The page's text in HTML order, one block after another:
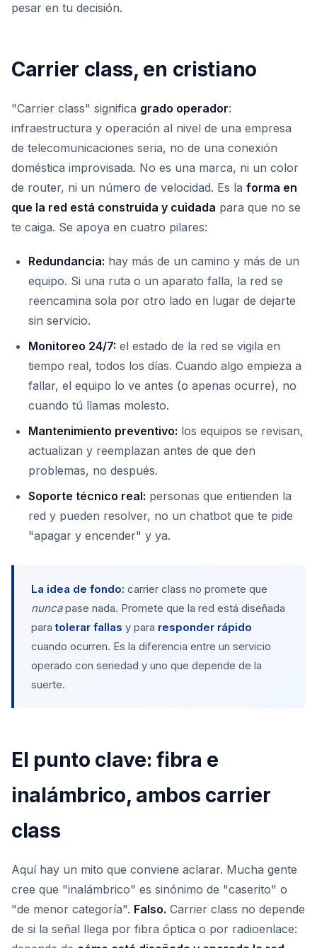
pesar en tu decisión.
Carrier class, en cristiano
"Carrier class" significa grado operador:
infraestructura y operación al nivel de una empresa
de telecomunicaciones seria, no de una conexión
doméstica improvisada. No es una marca, ni un color
de router, ni un número de velocidad. Es la forma en
que la red está construida y cuidada para que no se
te caiga. Se apoya en cuatro pilares:
Redundancia: hay más de un camino y más de un
equipo. Si una ruta o un aparato falla, la red se
reencamina sola por otro lado en lugar de dejarte
sin servicio.
Monitoreo 24/7: el estado de la red se vigila en
tiempo real, todos los días. Cuando algo empieza a
fallar, el equipo lo ve antes (o apenas ocurre), no
cuando tú llamas molesto.
Mantenimiento preventivo: los equipos se revisan,
actualizan y reemplazan antes de que den
problemas, no después.
Soporte técnico real: personas que entienden la
red y pueden resolver, no un chatbot que te pide
"apagar y encender" y ya.
La idea de fondo: carrier class no promete que
nuncapase nada. Promete que la red está diseñada
paratolerar fallas y para responder rápido
cuando ocurren. Es la diferencia entre un servicio
operado con seriedad y uno que depende de la
suerte.
El punto clave: fibra e
inalámbrico, ambos carrier
class
Aquí hay un mito que conviene aclarar. Mucha gente
cree que "inalámbrico" es sinónimo de "caserito" o
"de menor categoría". Falso. Carrier class no depende
de si la señal llega por fibra óptica o por radioenlace: